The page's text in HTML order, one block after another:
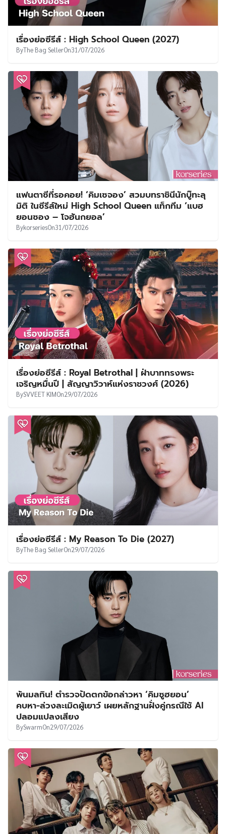
เรื่องย่อซีรีส์ : High School Queen (2027)
ByThe Bag SellerOn31/07/2026
แฟนตาซีที่รอคอย! ‘คิมเซจอง’ สวมบทราชินีนักบู๊ทะลุ
มิติ ในซีรีส์ใหม่ High School Queen แท็กทีม ‘แบฮ
ยอนซอง – โจฮันกยอล’
BykorseriesOn31/07/2026
เรื่องย่อซีรีส์ : Royal Betrothal | ฝ่าบาททรงพระ
เจริญหมื่นปี | สัญญาวิวาห์แห่งราชวงศ์ (2026)
BySVVEET KIMOn29/07/2026
เรื่องย่อซีรีส์ : My Reason To Die (2027)
ByThe Bag SellerOn29/07/2026
พ้นมลทิน! ตำรวจปัดตกข้อกล่าวหา ‘คิมซูฮยอน’
คบหา-ล่วงละเมิดผู้เยาว์ เผยหลักฐานฝั่งคู่กรณีใช้ AI
ปลอมแปลงเสียง
BySwarmOn29/07/2026